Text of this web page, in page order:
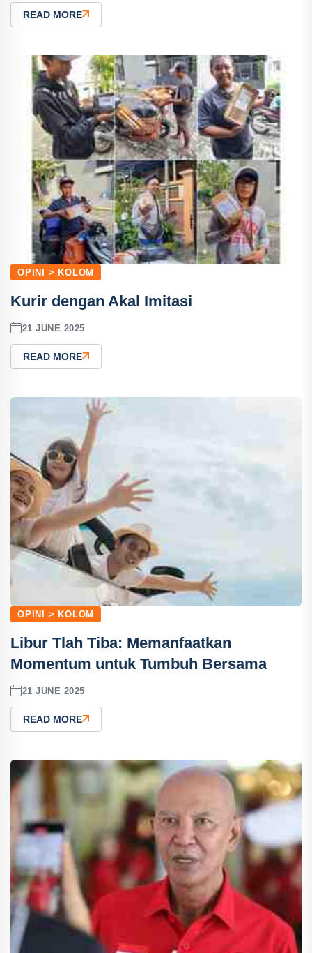
READ MORE
OPINI > KOLOM
Kurir dengan Akal Imitasi
21 JUNE 2025
READ MORE
OPINI > KOLOM
Libur Tlah Tiba: Memanfaatkan
Momentum untuk Tumbuh Bersama
21 JUNE 2025
READ MORE